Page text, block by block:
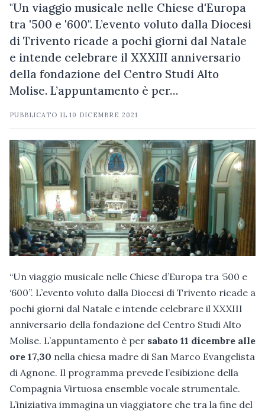
"Un viaggio musicale nelle Chiese d'Europa
tra '500 e '600". L’evento voluto dalla Diocesi
di Trivento ricade a pochi giorni dal Natale
e intende celebrare il XXXIII anniversario
della fondazione del Centro Studi Alto
Molise. L’appuntamento è per…
PUBBLICATO IL10 DICEMBRE 2021
“Un viaggio musicale nelle Chiese d’Europa tra ‘500 e
‘600”. L’evento voluto dalla Diocesi di Trivento ricade a
pochi giorni dal Natale e intende celebrare il XXXIII
anniversario della fondazione del Centro Studi Alto
Molise. L’appuntamento è per sabato 11 dicembre alle
ore 17,30 nella chiesa madre di San Marco Evangelista
di Agnone. Il programma prevede l’esibizione della
Compagnia Virtuosa ensemble vocale strumentale.
L’iniziativa immagina un viaggiatore che tra la fine del